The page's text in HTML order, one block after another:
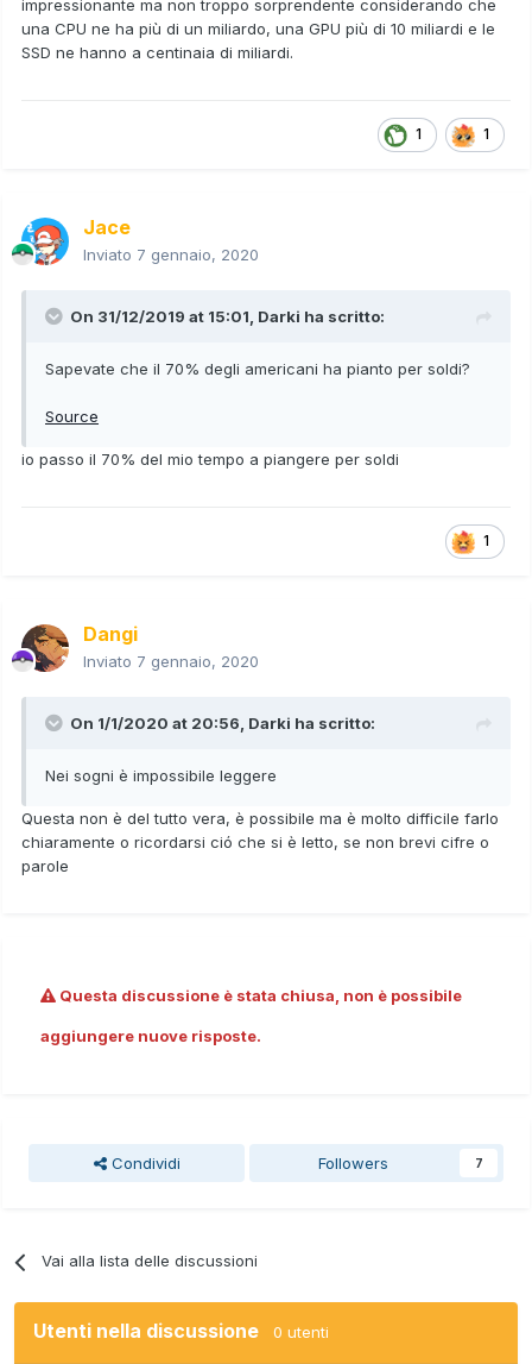
impressionante ma non troppo sorprendente considerando che
una CPU ne ha più di un miliardo, una GPU più di 10 miliardi e le
SSD ne hanno a centinaia di miliardi.
1 1
Jace
Inviato 7 gennaio, 2020
On 31/12/2019 at 15:01, Darki ha scritto:
Sapevate che il 70% degli americani ha pianto per soldi?
Source
io passo il 70% del mio tempo a piangere per soldi
1
Dangi
Inviato 7 gennaio, 2020
On 1/1/2020 at 20:56, Darki ha scritto:
Nei sogni è impossibile leggere
Questa non è del tutto vera, è possibile ma è molto difficile farlo
chiaramente o ricordarsi ció che si è letto, se non brevi cifre o
parole
Questa discussione è stata chiusa, non è possibile
aggiungere nuove risposte.
Condividi Followers 7
Vai alla lista delle discussioni
Utenti nella discussione 0 utenti